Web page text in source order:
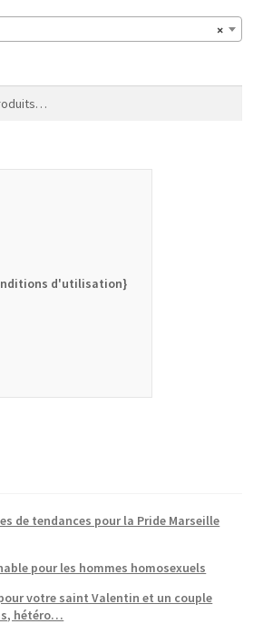
×
d'utilisation}
de tendances pour la Pride Marseille
pour les hommes homosexuels
votre saint Valentin et un couple
hétéro…